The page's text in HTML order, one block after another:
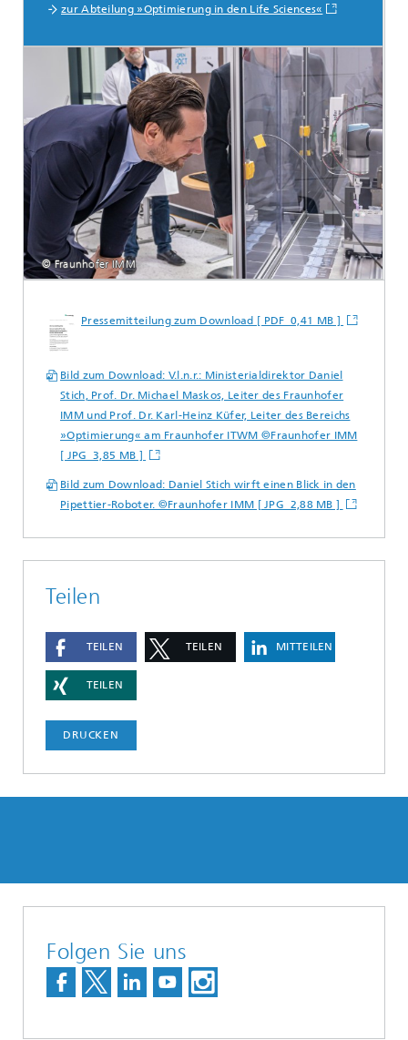
zur Abteilung »Optimierung in den Life Sciences«
© Fraunhofer IMM
Pressemitteilung zum Download [ PDF 0,41 MB ]
Bild zum Download: V.l.n.r.: Ministerialdirektor Daniel
Stich, Prof. Dr. Michael Maskos, Leiter des Fraunhofer
IMM und Prof. Dr. Karl-Heinz Küfer, Leiter des Bereichs
»Optimierung« am Fraunhofer ITWM ©Fraunhofer IMM
[ JPG 3,85 MB ]
Bild zum Download: Daniel Stich wirft einen Blick in den
Pipettier-Roboter. ©Fraunhofer IMM [ JPG 2,88 MB ]
Teilen
TEILEN TEILEN MITTEILEN
TEILEN
DRUCKEN
Folgen Sie uns